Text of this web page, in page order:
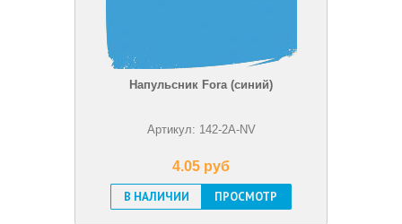
Напульсник Fora (синий)
Артикул: 142-2A-NV
4.05 pуб
В НАЛИЧИИ
ПРОСМОТР